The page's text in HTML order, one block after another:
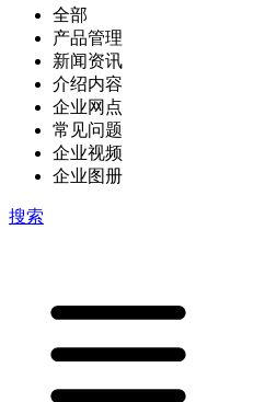
全部
产品管理
新闻资讯
介绍内容
企业网点
常见问题
企业视频
企业图册
搜索